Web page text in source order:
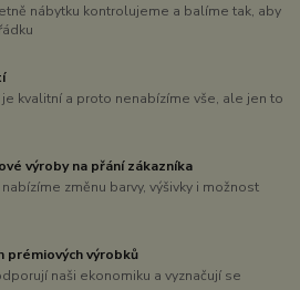
nábytku kontrolujeme a balíme tak, aby
kvalitní a proto nenabízíme vše, ale jen to
výroby na přání zákazníka
změnu barvy, výšivky i možnost
prémiových výrobků
naši ekonomiku a vyznačují se